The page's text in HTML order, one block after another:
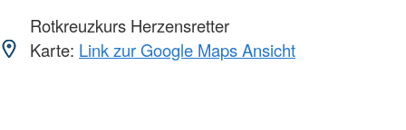
Rotkreuzkurs Herzensretter
Karte: Link zur Google Maps Ansicht